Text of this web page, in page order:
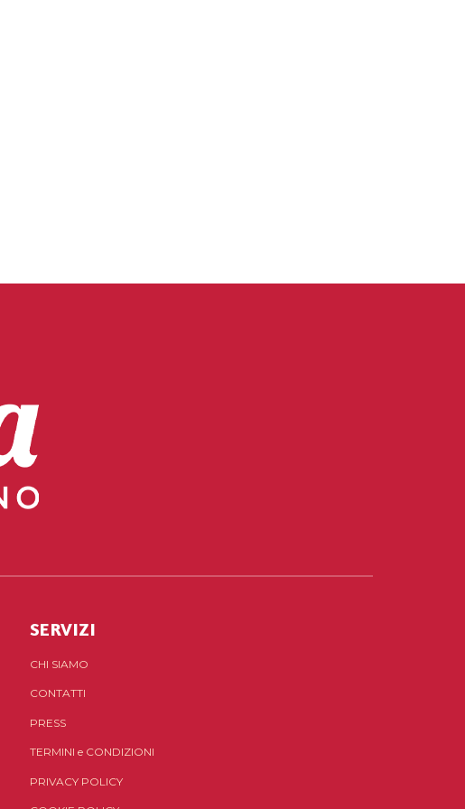
SERVIZI
CHI SIAMO
CONTATTI
PRESS
TERMINI eCONDIZIONI
PRIVACY POLICY